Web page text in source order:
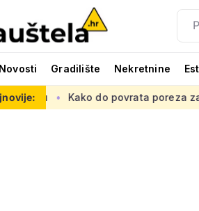
Novosti Gradilište Nekretnine
Kako do povrata poreza za kupnju